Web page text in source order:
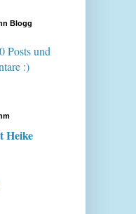
Blogg
Postsund
:)
Heike